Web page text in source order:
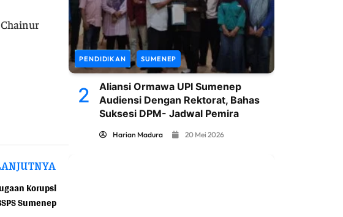
Chainur
Korupsi
Sumenep
PENDIDIKAN SUMENEP
2
Aliansi Ormawa UPI Sumenep
Audiensi Dengan Rektorat, Bahas
Suksesi DPM- Jadwal Pemira
Harian Madura 20 Mei 2026